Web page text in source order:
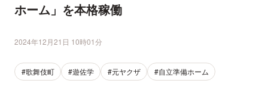
ホーム」を本格稼働
2024年12月21日 10時01分
#歌舞伎町 #遊佐学 #元ヤクザ #自立準備ホーム